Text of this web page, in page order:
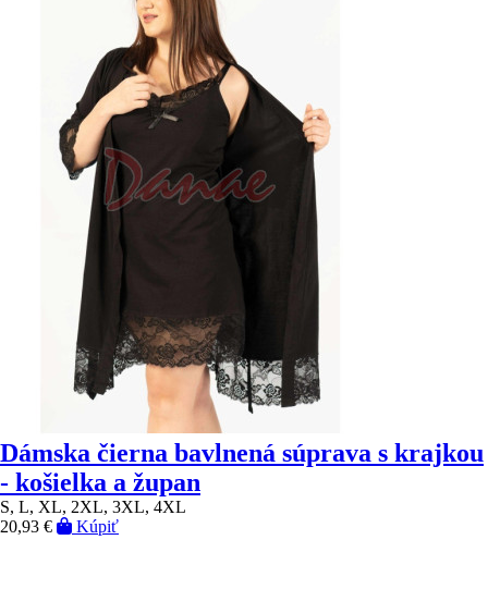
Dámska čierna bavlnená súprava s krajkou
- košielka a župan
S, L, XL, 2XL, 3XL, 4XL
20,93 €
Kúpiť